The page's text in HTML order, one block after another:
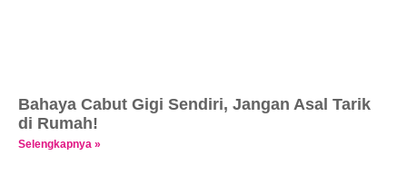
Bahaya Cabut Gigi Sendiri, Jangan Asal Tarik
di Rumah!
Selengkapnya »